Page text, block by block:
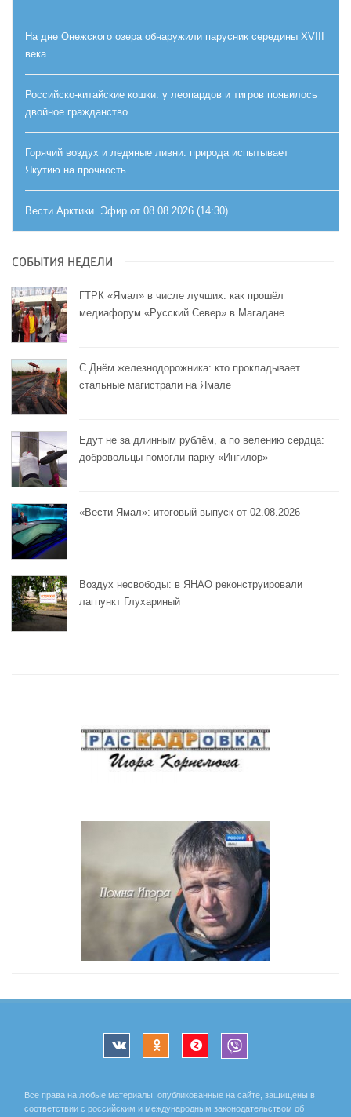
На дне Онежского озера обнаружили парусник середины XVIII
века
Российско-китайские кошки: у леопардов и тигров появилось
двойное гражданство
Горячий воздух и ледяные ливни: природа испытывает
Якутию на прочность
Вести Арктики. Эфир от 08.08.2026 (14:30)
СОБЫТИЯ НЕДЕЛИ
ГТРК «Ямал» в числе лучших: как прошёл
медиафорум «Русский Север» в Магадане
С Днём железнодорожника: кто прокладывает
стальные магистрали на Ямале
Едут не за длинным рублём, а по велению сердца:
добровольцы помогли парку «Ингилор»
«Вести Ямал»: итоговый выпуск от 02.08.2026
Воздух несвободы: в ЯНАО реконструировали
лагпункт Глухариный
Все права на любые материалы, опубликованные на сайте, защищены в
соответствии с российским и международным законодательством об